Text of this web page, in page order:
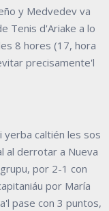
y Medvedev va
Tenis d'Ariake a lo
8 hores (17, hora
precisamente'l
yerba caltién les sos
al derrotar a Nueva
por 2-1 con
por María
pase con 3 puntos,